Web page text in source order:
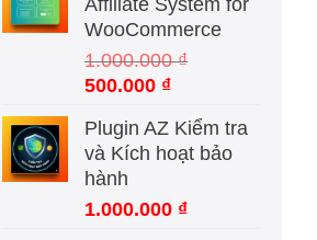
750.000 ₫.là:
150.000 ₫.
Affiliate System for
WooCommerce
1.000.000₫
Giá
là:
1.000.000 ₫.
500.000 ₫Giá
tại
là:
Plugin AZ Kiểm tra
và Kích hoạt bảo
hành
1.000.000 ₫